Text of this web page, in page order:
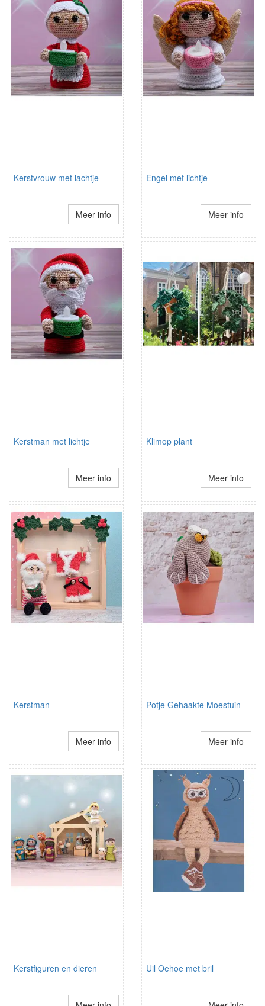
Kerstvrouw met lachtje
Meer info
Engel met lichtje
Meer info
Kerstman met lichtje
Meer info
Klimop plant
Meer info
Kerstman
Meer info
Potje Gehaakte Moestuin
Meer info
Kerstfiguren en dieren Uil Oehoe met bril